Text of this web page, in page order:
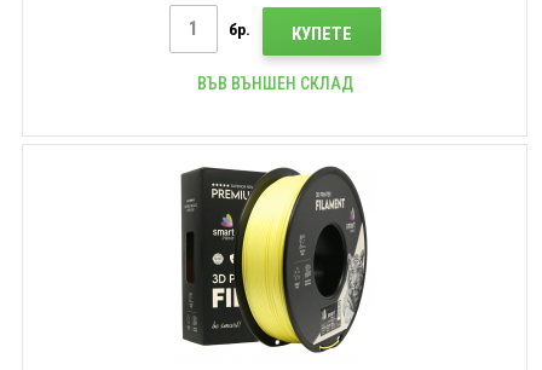
бр. КУПЕТЕ
ВЪВ ВЪНШЕН СКЛАД